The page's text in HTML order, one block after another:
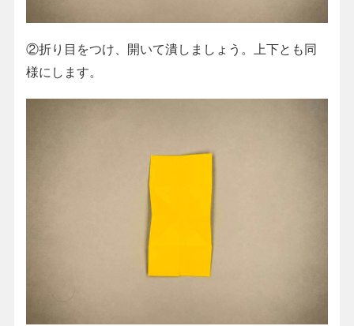
②折り目をつけ、開いて潰しましょう。上下とも同
様にします。